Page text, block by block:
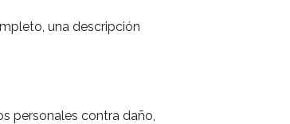
una descripción
personales contra daño,